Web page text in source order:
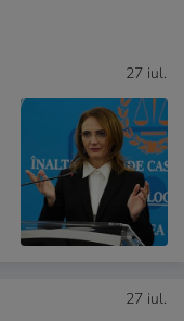
27 iul.
27 iul.